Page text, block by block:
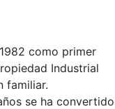
como primer
Industrial
familiar.
se ha convertido